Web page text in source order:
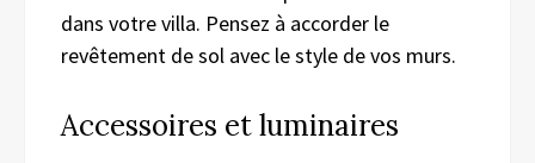
dans votre villa. Pensez à accorder le
revêtement de sol avec le style de vos murs.
Accessoires et luminaires